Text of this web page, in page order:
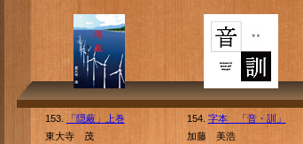
153.
「隠蔽」上巻
東大寺 茂
154. 字本 「音・訓」
加藤 美浩